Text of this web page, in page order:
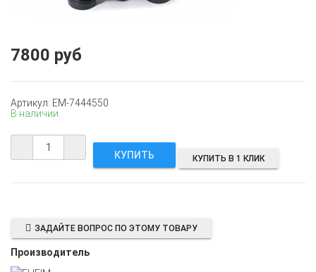
7800 руб
Артикул: EM-7444550
В наличии
КУПИТЬ В 1 КЛИК
ЗАДАЙТЕ ВОПРОС ПО ЭТОМУ ТОВАРУ
Производитель